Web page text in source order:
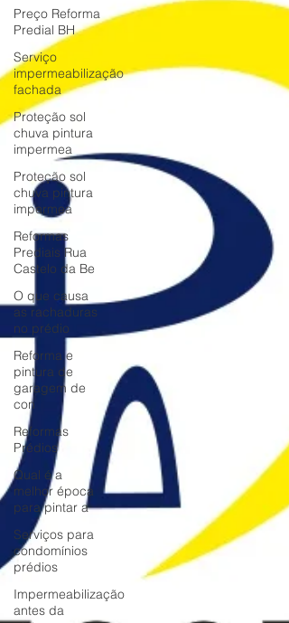
Preço Reforma
Predial BH
Serviço
impermeabilização
fachada
Proteção sol
chuva pintura
impermea
Proteção sol
chuva pintura
impermea
Reformas
Prediais Rua
Castelo da Be
O que causa
as rachaduras
no prédio
Reforma e
pintura de
garagem de
con
Reformas
Prédios
Qual é a
melhor época
para pintar a
Serviços para
condomínios
prédios
Impermeabilização
antes da